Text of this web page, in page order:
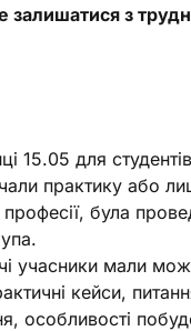
залишатися з
15.05 для
практику або
була
учасники мали
кейси,
особливості